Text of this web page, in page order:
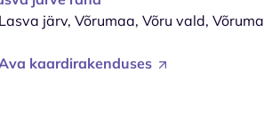
Lasva järv, Võrumaa, Võru vald,
kaardirakenduses